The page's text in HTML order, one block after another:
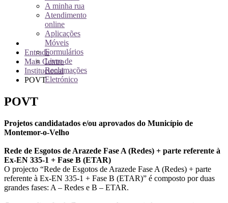
A minha rua
Atendimento
online
Aplicações
Móveis
Formulários
Livro de
Reclamações
Eletrónico
Entrada
Mais Centro
Institucional
POVT
POVT
Projetos candidatados e/ou aprovados do Município de
Montemor-o-Velho
Rede de Esgotos de Arazede Fase A (Redes) + parte referente à
Ex-EN 335-1 + Fase B (ETAR)
O projecto “Rede de Esgotos de Arazede Fase A (Redes) + parte
referente à Ex-EN 335-1 + Fase B (ETAR)” é composto por duas
grandes fases: A – Redes e B – ETAR.